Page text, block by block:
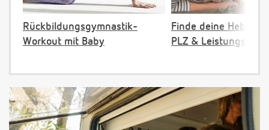
Rückbildungsgymnastik-
Workout mit Baby
Finde deine
PLZ &